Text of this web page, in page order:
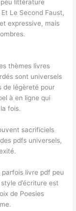
littérature
Le Second Faust,
expressive, mais
thèmes livres
sont universels
de légèreté pour
à en ligne qui
fois.
sacrificiels
pdfs universels,
livre pdf peu
d’écriture est
de Poesies